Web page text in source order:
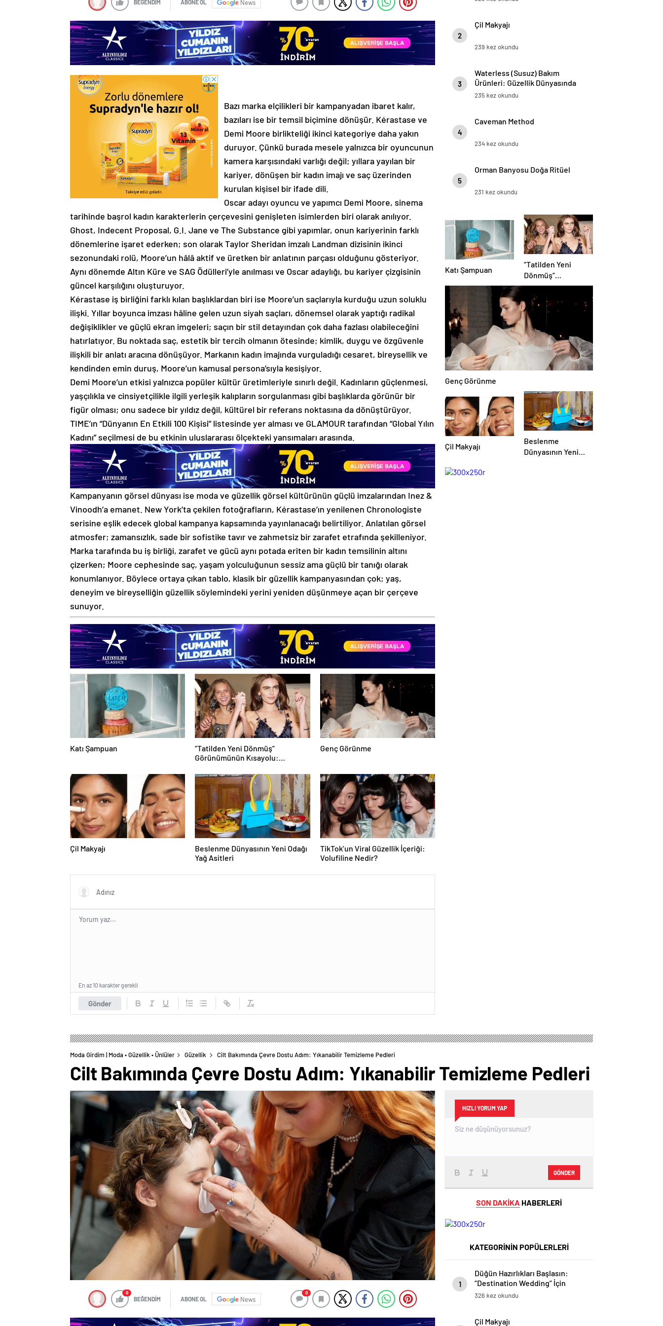
BEĞENDİM ABONE OL News
Bazı marka elçilikleri bir kampanyadan ibaret kalır,
bazıları ise bir temsil biçimine dönüşür. Kérastase ve
Demi Moore birlikteliği ikinci kategoriye daha yakın
duruyor. Çünkü burada mesele yalnızca bir oyuncunun
kamera karşısındaki varlığı değil; yıllara yayılan bir
kariyer, dönüşen bir kadın imajı ve saç üzerinden
kurulan kişisel bir ifade dili.
Oscar adayı oyuncu ve yapımcı Demi Moore, sinema
tarihinde başrol kadın karakterlerin çerçevesini genişleten isimlerden biri olarak anılıyor.
Ghost, Indecent Proposal, G.I. Jane ve The Substance gibi yapımlar, onun kariyerinin farklı
dönemlerine işaret ederken; son olarak Taylor Sheridan imzalı Landman dizisinin ikinci
sezonundaki rolü, Moore’un hâlâ aktif ve üretken bir anlatının parçası olduğunu gösteriyor.
Aynı dönemde Altın Küre ve SAG Ödülleri’yle anılması ve Oscar adaylığı, bu kariyer çizgisinin
güncel karşılığını oluşturuyor.
Kérastase iş birliğini farklı kılan başlıklardan biri ise Moore’un saçlarıyla kurduğu uzun soluklu
ilişki. Yıllar boyunca imzası hâline gelen uzun siyah saçları, dönemsel olarak yaptığı radikal
değişiklikler ve güçlü ekran imgeleri; saçın bir stil detayından çok daha fazlası olabileceğini
hatırlatıyor. Bu noktada saç, estetik bir tercih olmanın ötesinde; kimlik, duygu ve özgüvenle
ilişkili bir anlatı aracına dönüşüyor. Markanın kadın imajında vurguladığı cesaret, bireysellik ve
kendinden emin duruş, Moore’un kamusal persona’sıyla kesişiyor.
Demi Moore’un etkisi yalnızca popüler kültür üretimleriyle sınırlı değil. Kadınların güçlenmesi,
yaşçılıkla ve cinsiyetçilikle ilgili yerleşik kalıpların sorgulanması gibi başlıklarda görünür bir
figür olması; onu sadece bir yıldız değil, kültürel bir referans noktasına da dönüştürüyor.
TIME’ın “Dünyanın En Etkili 100 Kişisi” listesinde yer alması ve GLAMOUR tarafından “Global Yılın
Kadını” seçilmesi de bu etkinin uluslararası ölçekteki yansımaları arasında.
Kampanyanın görsel dünyası ise moda ve güzellik görsel kültürünün güçlü imzalarından Inez &
Vinoodh’a emanet. New York’ta çekilen fotoğrafların, Kérastase’ın yenilenen Chronologiste
serisine eşlik edecek global kampanya kapsamında yayınlanacağı belirtiliyor. Anlatılan görsel
atmosfer; zamansızlık, sade bir sofistike tavır ve zahmetsiz bir zarafet etrafında şekilleniyor.
Marka tarafında bu iş birliği, zarafet ve gücü aynı potada eriten bir kadın temsilinin altını
çizerken; Moore cephesinde saç, yaşam yolculuğunun sessiz ama güçlü bir tanığı olarak
konumlanıyor. Böylece ortaya çıkan tablo, klasik bir güzellik kampanyasından çok; yaş,
deneyim ve bireyselliğin güzellik söylemindeki yerini yeniden düşünmeye açan bir çerçeve
sunuyor.
Katı Şampuan
“Tatilden Yeni Dönmüş”
Görünümünün Kısayolu:
Genç Görünme
Çil Makyajı
Beslenme Dünyasının Yeni Odağı
Yağ Asitleri
TikTok’un Viral Güzellik İçeriği:
Volufiline Nedir?
Gönder
En az 10 karakter gerekli
2
Çil Makyajı
239 kez okundu
3
Waterless (Susuz) Bakım
Ürünleri: Güzellik Dünyasında
Sürdürülebilir Devrim
235 kez okundu
4
Caveman Method
234 kez okundu
5
Orman Banyosu Doğa Ritüel
231 kez okundu
Katı Şampuan
“Tatilden Yeni
Dönmüş”
Görünümünün
Kısayolu:
Bronzlaştırıcı
Damlalar
Genç Görünme
Çil Makyajı
Beslenme
Dünyasının Yeni
Moda Girdim | Moda • Güzellik • Ünlüler Güzellik Cilt Bakımında Çevre Dostu Adım: Yıkanabilir Temizleme Pedleri
Cilt Bakımında Çevre Dostu Adım: Yıkanabilir Temizleme Pedleri
0
BEĞENDİM ABONE OL News
0
HIZLI YORUM YAP
GÖNDER
SON DAKİKA HABERLERİ
KATEGORİNİN POPÜLERLERİ
1
Düğün Hazırlıkları Başlasın:
“Destination Wedding” İçin
Güzellik Rehberi
326 kez okundu
Çil Makyajı